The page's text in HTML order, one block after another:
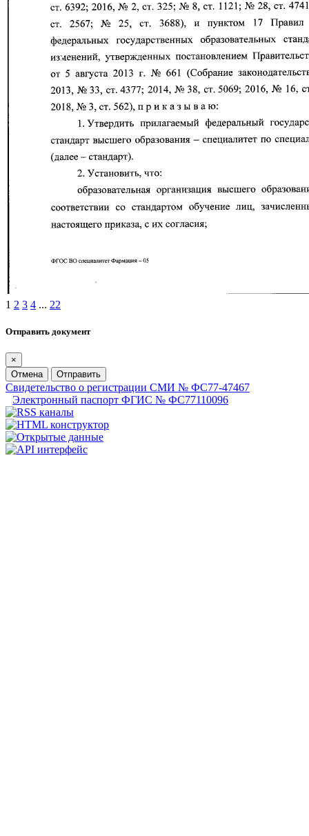
1 2 3 4 ... 22
Отправить документ
×
Отмена
Отправить
Свидетельство о регистрации СМИ № ФС77-47467
Электронный паспорт ФГИС № ФС77110096